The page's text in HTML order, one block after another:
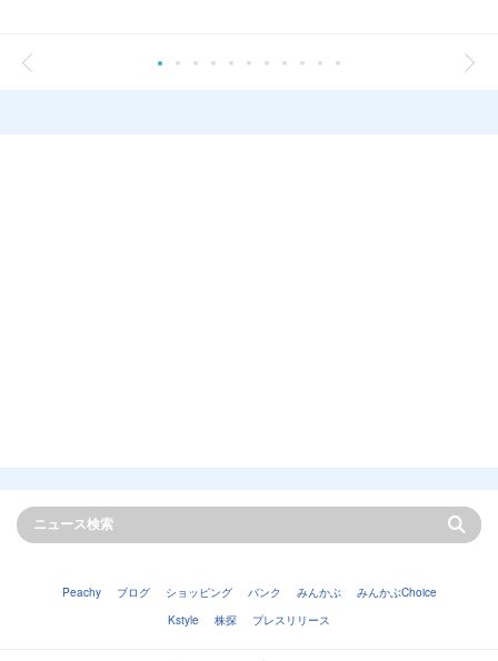
Peachy ブログ ショッピング バンク みんかぶ
みんかぶChoice
Kstyle
株探 プレスリリース